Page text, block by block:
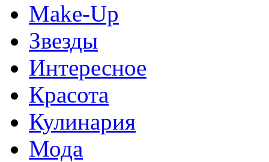
Make-Up
Звезды
Интересное
Красота
Кулинария
Мода